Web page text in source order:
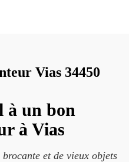
Vias 34450
à un bon
à Vias
et de vieux objets